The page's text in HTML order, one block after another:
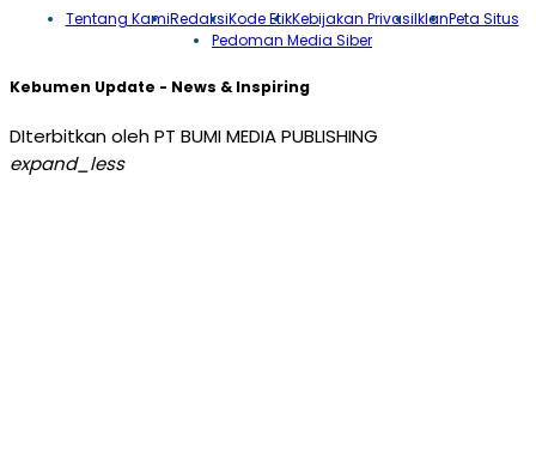
Tentang KamiRedaksiKode EtikKebijakan PrivasiIklanPeta Situs
Pedoman Media Siber
Kebumen Update - News & Inspiring
DIterbitkan oleh PT BUMI MEDIA PUBLISHING
expand_less